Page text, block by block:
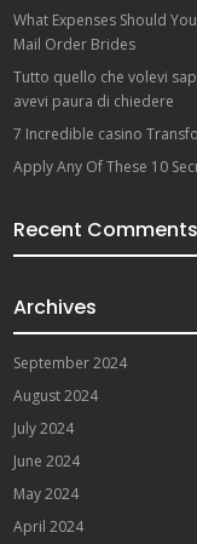
What Expenses Should
Mail Order Brides
Tutto quello che volevi
avevi paura di chiedere
7 Incredible casino
Apply Any Of These 10
Recent Comments
Archives
September 2024
August 2024
July 2024
June 2024
May 2024
April 2024